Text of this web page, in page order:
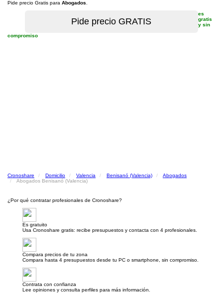
Pide precio Gratis para Abogados
es
gratis
y sin
compromiso
Cronoshare Domicilio Valencia Benisanó (Valencia)
Abogados
Abogados Benisanó (Valencia)
¿Por qué contratar profesionales de Cronoshare?
Es gratuito
Usa Cronoshare gratis: recibe presupuestos y contacta con 4 profesionales.
Compara precios de tu zona
Compara hasta 4 presupuestos desde tu PC o smartphone, sin compromiso.
Contrata con confianza
Lee opiniones y consulta perfiles para más información.